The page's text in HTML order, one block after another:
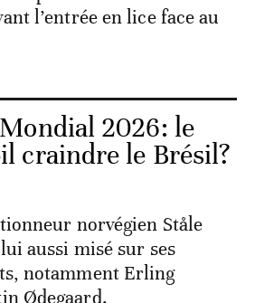
l’entrée en lice face au
Mondial 2026: le
craindre le Brésil?
norvégien Ståle
aussi misé sur ses
notamment Erling
Ødegaard.